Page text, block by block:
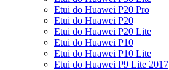
Etui do Huawei P20 Pro
Etui do Huawei P20
Etui do Huawei P20 Lite
Etui do Huawei P10
Etui do Huawei P10 Lite
Etui do Huawei P9 Lite 2017